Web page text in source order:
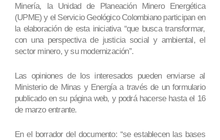
Minería, la Unidad de Planeación Minero Energética
(UPME) y el Servicio Geológico Colombiano participan en
la elaboración de esta iniciativa “que busca transformar,
con una perspectiva de justicia social y ambiental, el
sector minero, y su modernización”.
Las opiniones de los interesados pueden enviarse al
Ministerio de Minas y Energía a través de un formulario
publicado en su página web, y podrá hacerse hasta el 16
de marzo entrante.
En el borrador del documento: “se establecen las bases